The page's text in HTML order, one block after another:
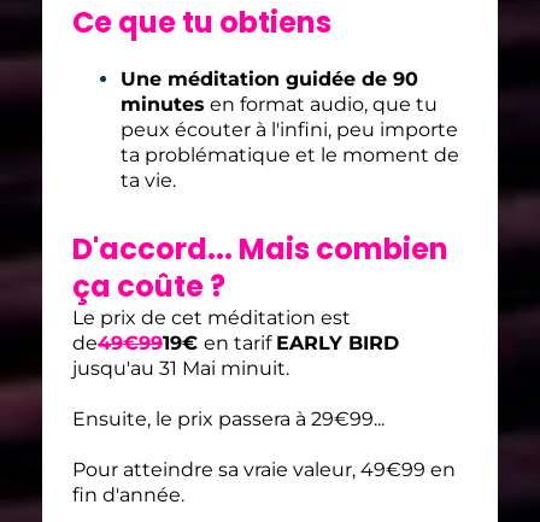
Ce que tu obtiens
Une méditation guidée de 90
minutes en format audio, que tu
peux écouter à l'infini, peu importe
ta problématique et le moment de
ta vie.
D'accord... Mais combien
ça coûte ?
Le prix de cet méditation est
de49€9919€ en tarif EARLY BIRD
jusqu'au 31 Mai minuit.
Ensuite, le prix passera à 29€99...
Pour atteindre sa vraie valeur, 49€99 en
fin d'année.